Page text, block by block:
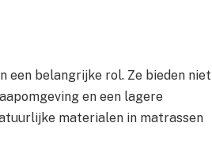
een belangrijke rol. Ze bieden niet
en een lagere
materialen in matrassen